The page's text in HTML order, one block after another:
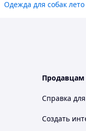
Одежда для собак лето
Продавцам
Справка
Создать